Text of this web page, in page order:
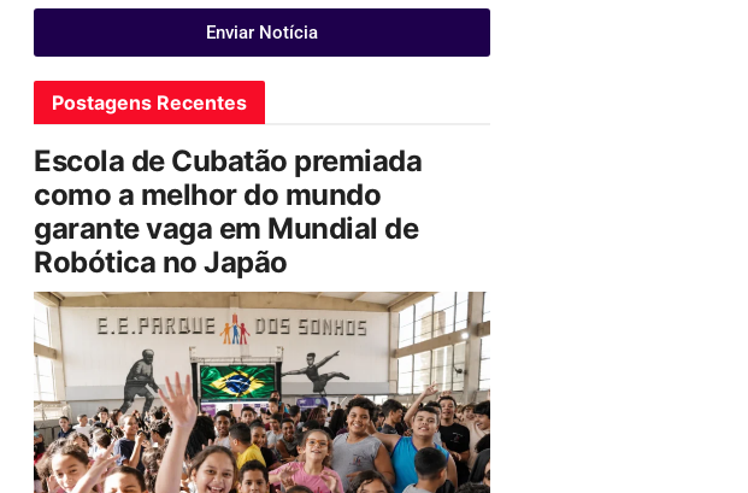
Enviar Notícia
Postagens Recentes
Escola de Cubatão premiada
como a melhor do mundo
garante vaga em Mundial de
Robótica no Japão